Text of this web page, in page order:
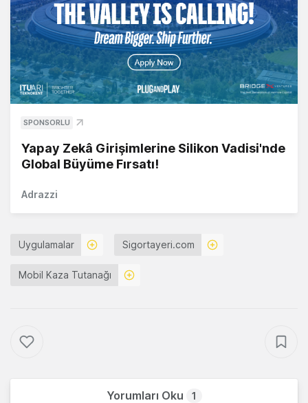
SPONSORLU
Yapay Zekâ Girişimlerine Silikon Vadisi'nde
Global Büyüme Fırsatı!
Adrazzi
Uygulamalar Sigortayeri.com
Mobil Kaza Tutanağı
Yorumları Oku 1